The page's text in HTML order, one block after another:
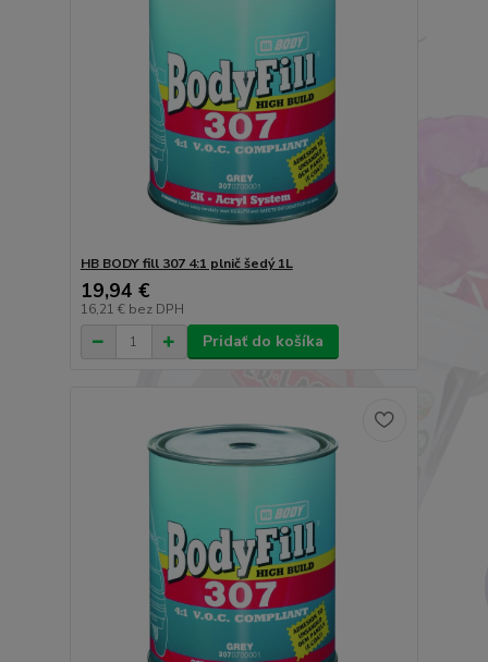
HB BODY fill 307 4:1 plnič šedý 1L
19,94 €
16,21 € bez DPH
Pridať do košíka